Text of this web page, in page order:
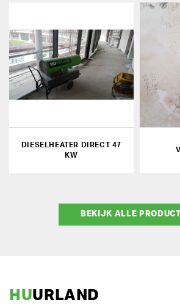
DIESELHEATER DIRECT 47
KW
BEKIJK ALLE
HUURLAND